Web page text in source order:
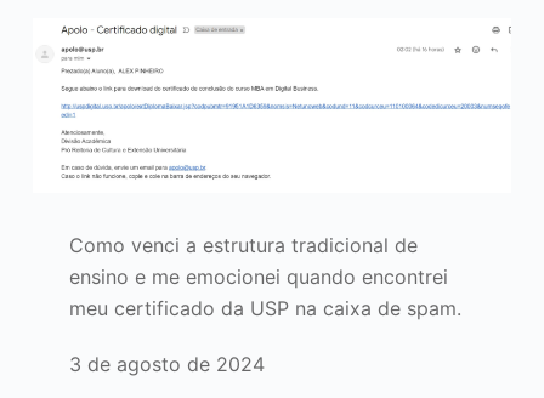
Como venci a estrutura tradicional de
ensino e me emocionei quando encontrei
meu certificado da USP na caixa de spam.
3 de agosto de 2024